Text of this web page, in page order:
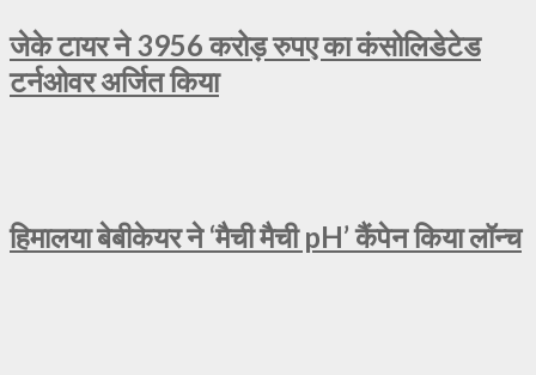
जेके टायर ने 3956 करोड़ रुपए का कंसोलिडेटेड
टर्नओवर अर्जित किया
हिमालया बेबीकेयर ने ‘मैची मैची pH’ कैंपेन किया लॉन्च